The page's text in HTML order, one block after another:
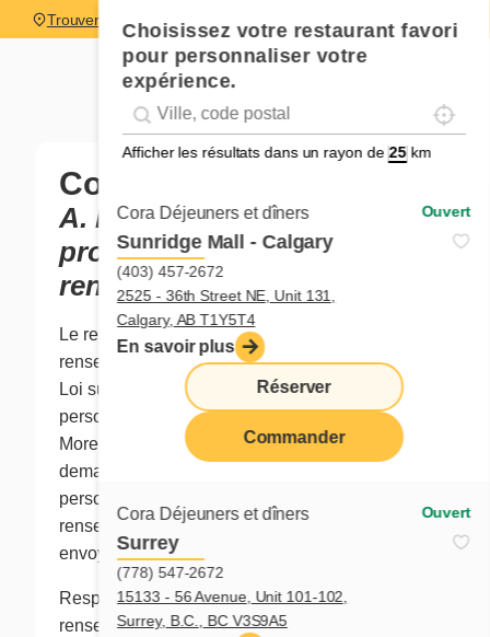
Choisissez votre restaurant favori
pour personnaliser votre
expérience.
Geolocation
Géolocalisation
Afficher les résultats dans un rayon de km
Cora Déjeuners et dîners Ouvert
Sunridge Mall - Calgary
(403) 457-2672
2525 - 36th Street NE, Unit 131,
Calgary, AB T1Y5T4
En savoir plus
Réserver
Commander
Cora Déjeuners et dîners Ouvert
Surrey
(778) 547-2672
15133 - 56 Avenue, Unit 101-102,
Surrey, B.C., BC V3S9A5
Trouver un restaurant
Confidentialité
A. Responsable de la
protection des
renseignements personnels
Le responsable de la protection des
renseignements personnels aux termes de la
Loi sur la protection des renseignements
personnels dans le secteur privé est Benoit
Morel, Vice-président, Affaires juridiques. Toute
demande d’accès à des renseignements
personnels ou de modification des
renseignements personnels peut lui être
envoyée à l'adresse ci-dessous:
Responsable de la protection des
renseignements personnels